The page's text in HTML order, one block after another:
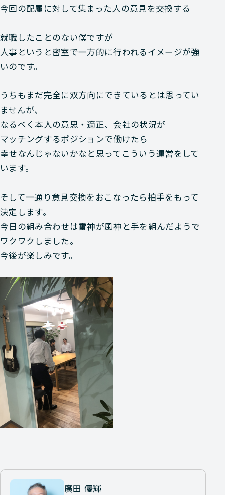
今回の配属に対して集まった人の意見を交換する
就職したことのない僕ですが
人事というと密室で一方的に行われるイメージが強
いのです。
うちもまだ完全に双方向にできているとは思ってい
ませんが、
なるべく本人の意思・適正、会社の状況が
マッチングするポジションで働けたら
幸せなんじゃないかなと思ってこういう運営をして
います。
そして一通り意見交換をおこなったら拍手をもって
決定します。
今日の組み合わせは雷神が風神と手を組んだようで
ワクワクしました。
今後が楽しみです。
廣田 優輝